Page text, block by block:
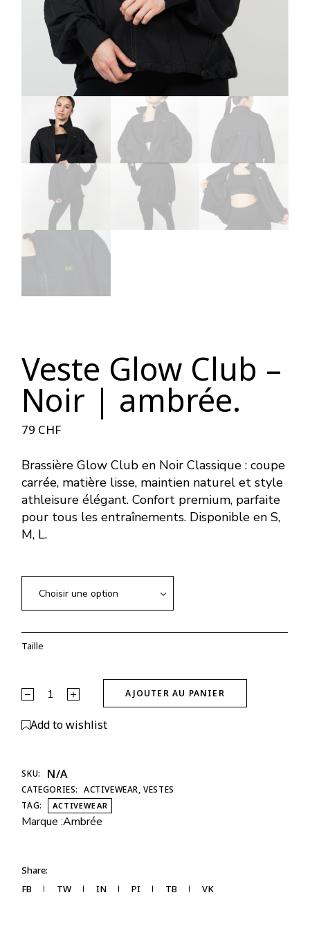
Veste Glow Club –
Noir | ambrée.
79 CHF
Brassière Glow Club en Noir Classique : coupe
carrée, matière lisse, maintien naturel et style
athleisure élégant. Confort premium, parfaite
pour tous les entraînements. Disponible en S,
M, L.
Taille
Choisir une option
Veste Glow Club – Noir | ambrée. quantity
AJOUTER AU PANIER
Add to wishlist
SKU: N/A
CATEGORIES: ACTIVEWEAR,VESTES
TAG:
ACTIVEWEAR
Marque :Ambrée
Share:
FB
TW IN PI TB VK